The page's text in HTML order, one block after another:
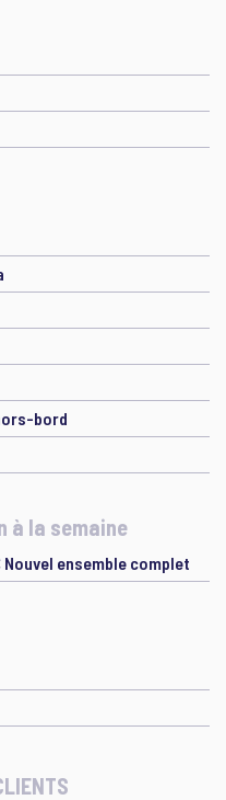
bord
à la semaine
ensemble complet